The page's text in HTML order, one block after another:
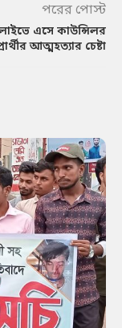
পরের পোস্ট
এসে কাউন্সিলর
আত্মহত্যার চেষ্টা